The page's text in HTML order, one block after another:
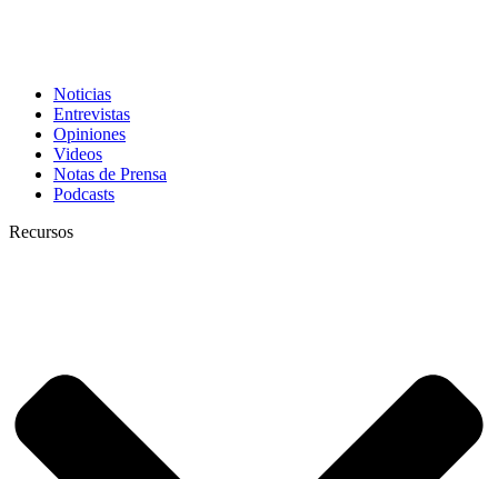
Noticias
Entrevistas
Opiniones
Videos
Notas de Prensa
Podcasts
Recursos